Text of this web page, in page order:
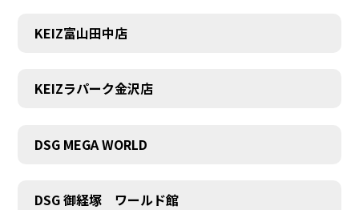
KEIZ富山田中店
KEIZラパーク金沢店
DSG MEGA WORLD
DSG 御経塚 ワールド館